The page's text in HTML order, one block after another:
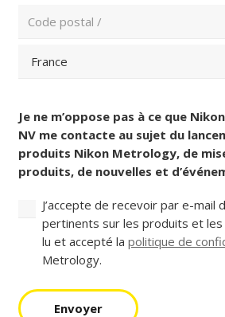
et
postal
Je ne m’oppose pas à ce que
NV me contacte au sujet du
produits Nikon Metrology, de
produits, de nouvelles et
J’accepte de recevoir par e-mail
pertinents sur les produits et les
lu et accepté la politique de
Metrology.
Envoyer